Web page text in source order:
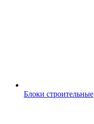
Блоки строительные